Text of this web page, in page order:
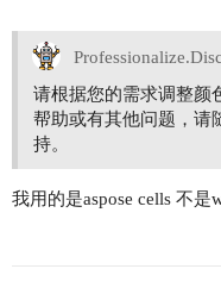
请根据您的需求调整颜
帮助或有其他问题，请
持。
我用的是aspose cells 不是